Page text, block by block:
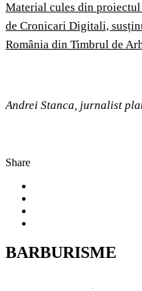
Material cules din proiectul
de Cronicari Digitali,
România din Timbrul de
Andrei Stanca, jurnalist
Share
BARBURISME